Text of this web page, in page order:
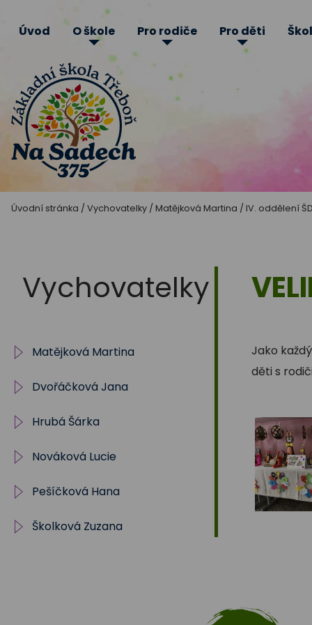
Základní
Třeboň
Sadech
375
Úvod O škole Pro rodiče Pro děti
Úvodní stránka / Vychovatelky / Matějková Martina / IV. oddělení ŠD
Jako
děti s
Vychovatelky
Matějková Martina
IV. oddělení ŠD
Dvořáčková Jana
Archiv
5.oddělení
Hrubá Šárka
shruba@zstrebon.cz
I. oddělení
Nováková Lucie
lnovakova@zstrebon.cz
Školní klub
Pešíčková Hana
II.oddělení
Školková Zuzana